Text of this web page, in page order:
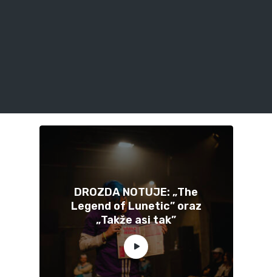
DROZDA NOTUJE: „The
Legend of Lunetic” oraz
„Takže asi tak”